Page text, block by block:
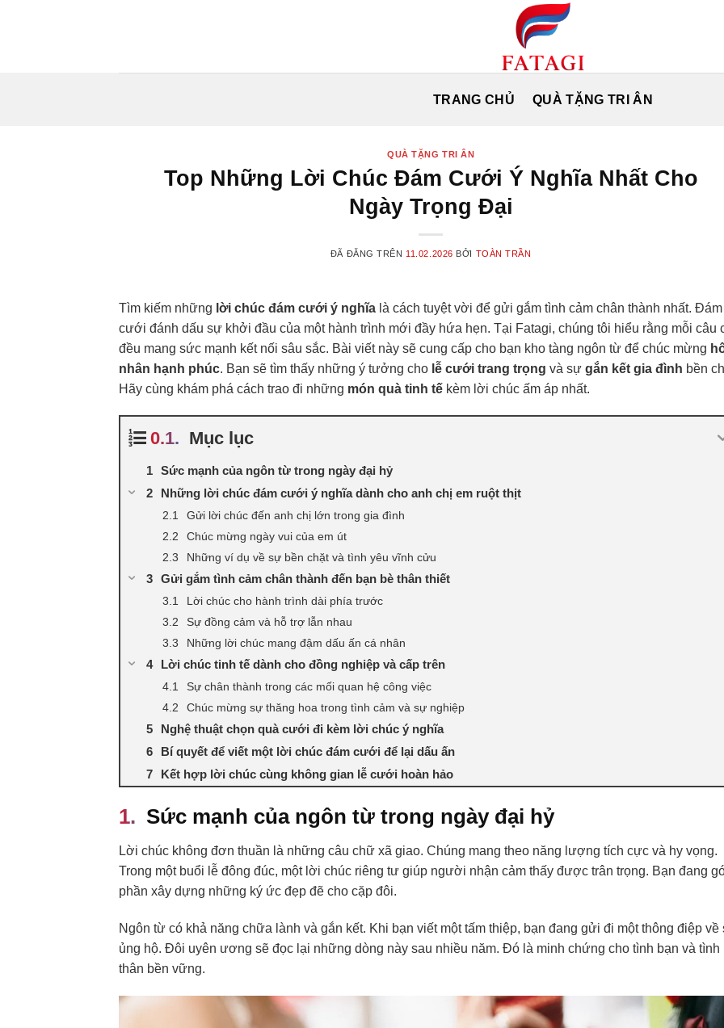
TRANG CHỦ QUÀ TẶNG TRI ÂN
QUÀ TẶNG TRI ÂN
Top Những Lời Chúc Đám Cưới Ý Nghĩa Nhất Cho
Ngày Trọng Đại
ĐÃ ĐĂNG TRÊN 11.02.2026 BỞI TOÀN TRẦN
Tìm kiếm những lời chúc đám cưới ý nghĩa là cách tuyệt vời để gửi gắm tình cảm chân thành nhất. Đám
cưới đánh dấu sự khởi đầu của một hành trình mới đầy hứa hẹn. Tại Fatagi, chúng tôi hiểu rằng mỗi câu
đều mang sức mạnh kết nối sâu sắc. Bài viết này sẽ cung cấp cho bạn kho tàng ngôn từ để chúc mừng
nhân hạnh phúc. Bạn sẽ tìm thấy những ý tưởng cho lễ cưới trang trọng và sự gắn kết gia đình bền
Hãy cùng khám phá cách trao đi những món quà tinh tế kèm lời chúc ấm áp nhất.
Mục lục
Sức mạnh của ngôn từ trong ngày đại hỷ
Những lời chúc đám cưới ý nghĩa dành cho anh chị em ruột thịt
Gửi lời chúc đến anh chị lớn trong gia đình
Chúc mừng ngày vui của em út
Những ví dụ về sự bền chặt và tình yêu vĩnh cửu
Gửi gắm tình cảm chân thành đến bạn bè thân thiết
Lời chúc cho hành trình dài phía trước
Sự đồng cảm và hỗ trợ lẫn nhau
Những lời chúc mang đậm dấu ấn cá nhân
Lời chúc tinh tế dành cho đồng nghiệp và cấp trên
Sự chân thành trong các mối quan hệ công việc
Chúc mừng sự thăng hoa trong tình cảm và sự nghiệp
Nghệ thuật chọn quà cưới đi kèm lời chúc ý nghĩa
Bí quyết để viết một lời chúc đám cưới để lại dấu ấn
Kết hợp lời chúc cùng không gian lễ cưới hoàn hảo
Sức mạnh của ngôn từ trong ngày đại hỷ
Lời chúc không đơn thuần là những câu chữ xã giao. Chúng mang theo năng lượng tích cực và hy vọng.
Trong một buổi lễ đông đúc, một lời chúc riêng tư giúp người nhận cảm thấy được trân trọng. Bạn đang
phần xây dựng những ký ức đẹp đẽ cho cặp đôi.
Ngôn từ có khả năng chữa lành và gắn kết. Khi bạn viết một tấm thiệp, bạn đang gửi đi một thông điệp về
ủng hộ. Đôi uyên ương sẽ đọc lại những dòng này sau nhiều năm. Đó là minh chứng cho tình bạn và tình
thân bền vững.